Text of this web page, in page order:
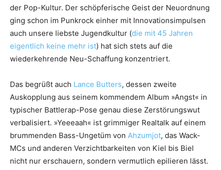
der Pop-Kultur. Der schöpferische Geist der Neuordnung
ging schon im Punkrock einher mit Innovationsimpulsen
auch unsere liebste Jugendkultur (die mit 45 Jahren
eigentlich keine mehr ist) hat sich stets auf die
wiederkehrende Neu-Schaffung konzentriert.
Das begrüßt auch Lance Butters, dessen zweite
Auskopplung aus seinem kommendem Album »Angst« in
typischer Battlerap-Pose genau diese Zerstörungswut
verbalisiert. »Yeeeaah« ist grimmiger Realtalk auf einem
brummenden Bass-Ungetüm von Ahzumjot, das Wack-
MCs und anderen Verzichtbarkeiten von Kiel bis Biel
nicht nur erschauern, sondern vermutlich epilieren lässt.